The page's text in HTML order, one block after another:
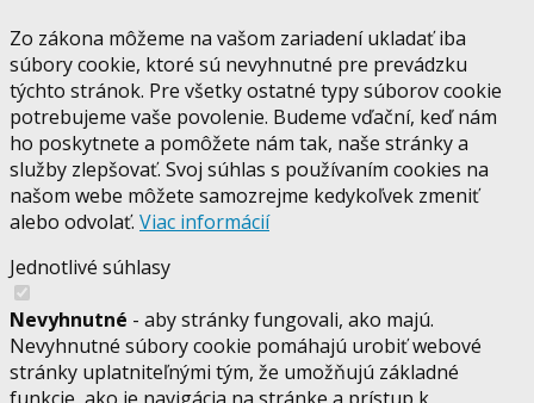
Zo zákona môžeme na vašom zariadení ukladať iba
súbory cookie, ktoré sú nevyhnutné pre prevádzku
týchto stránok. Pre všetky ostatné typy súborov cookie
potrebujeme vaše povolenie. Budeme vďační, keď nám
ho poskytnete a pomôžete nám tak, naše stránky a
služby zlepšovať. Svoj súhlas s používaním cookies na
našom webe môžete samozrejme kedykoľvek zmeniť
alebo odvolať. Viac informácií
Jednotlivé súhlasy
Nevyhnutné - aby stránky fungovali, ako majú.
Nevyhnutné súbory cookie pomáhajú urobiť webové
stránky uplatniteľnými tým, že umožňujú základné